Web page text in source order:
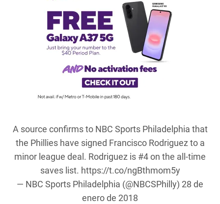
A source confirms to NBC Sports Philadelphia that
the Phillies have signed Francisco Rodriguez to a
minor league deal. Rodriguez is #4 on the all-time
saves list. https://t.co/ngBthmom5y
— NBC Sports Philadelphia (@NBCSPhilly) 28 de
enero de 2018